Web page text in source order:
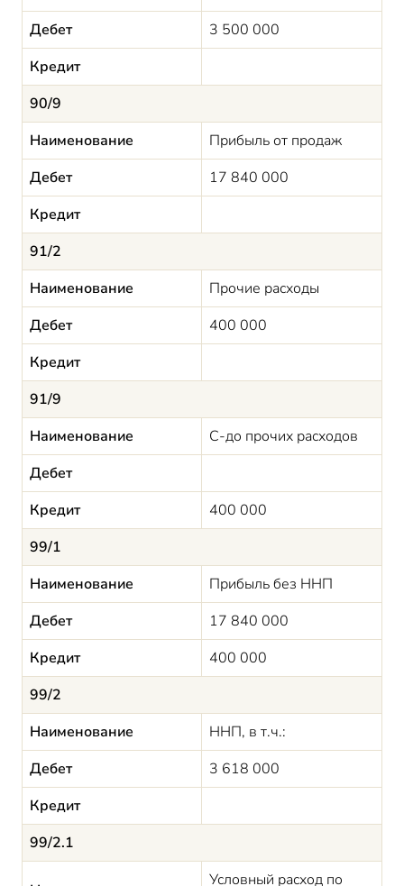
Дебет
3 500 000
Кредит
90/9
Наименование
Прибыль от продаж
Дебет
17 840 000
Кредит
91/2
Наименование
Прочие расходы
Дебет
400 000
Кредит
91/9
Наименование
С-до прочих расходов
Дебет
Кредит
400 000
99/1
Наименование
Прибыль без ННП
Дебет
17 840 000
Кредит
400 000
99/2
Наименование
ННП, в т.ч.:
Дебет
3 618 000
Кредит
99/2.1
Условный расход по